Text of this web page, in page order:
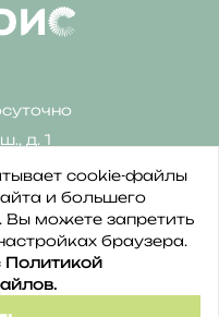
д. 1
cookie
cookie-файлы
и большего
Вы можете запретить
браузера.
Политикой